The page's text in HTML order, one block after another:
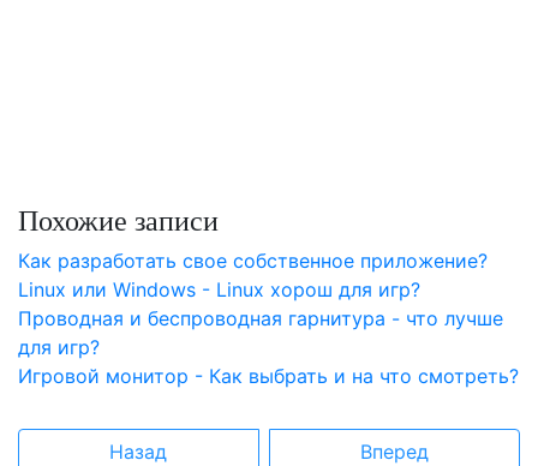
Похожие записи
Как разработать свое собственное приложение?
Linux или Windows - Linux хорош для игр?
Проводная и беспроводная гарнитура - что лучше
для игр?
Игровой монитор - Как выбрать и на что смотреть?
Назад Вперед